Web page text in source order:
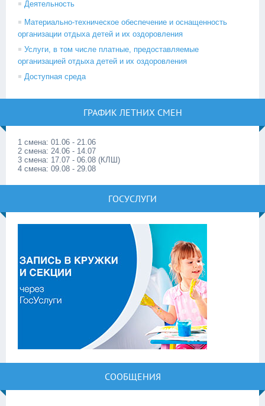
Деятельность
Материально-техническое обеспечение и оснащенность
организации отдыха детей и их оздоровления
Услуги, в том числе платные, предоставляемые
организацией отдыха детей и их оздоровления
Доступная среда
ГРАФИК ЛЕТНИХ СМЕН
1 смена: 01.06 - 21.06
2 смена: 24.06 - 14.07
3 смена: 17.07 - 06.08 (КЛШ)
4 смена: 09.08 - 29.08
ГОСУСЛУГИ
СООБЩЕНИЯ